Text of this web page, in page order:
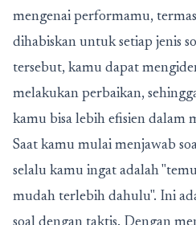
mengenai performamu,
dihabiskan untuk setiap jenis
tersebut, kamu dapat
melakukan perbaikan,
kamu bisa lebih efisien dalam
Saat kamu mulai menjawab
selalu kamu ingat adalah
mudah terlebih dahulu". Ini